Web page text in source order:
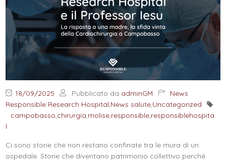
18/09/2025 Pubblicato da adminGM
News
Responsible Research Hospital,News salute,Uncategorized
campobasso,chirurgia,molise,responsible,responsiblehospita
l
Ci sono storie che non restano confinate tra le mura di un
ospedale. Storie che diventano patrimonio collettivo perché